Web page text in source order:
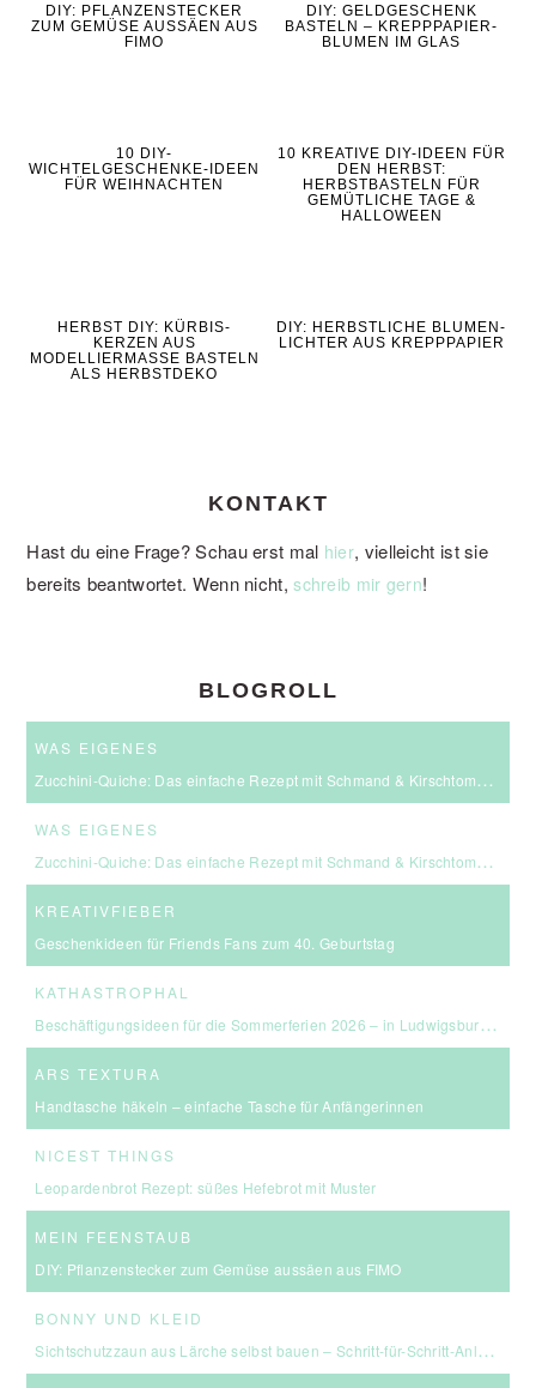
DIY: PFLANZENSTECKER
ZUM GEMÜSE AUSSÄEN AUS
FIMO
DIY: GELDGESCHENK
BASTELN – KREPPPAPIER-
BLUMEN IM GLAS
10 DIY-
WICHTELGESCHENKE-IDEEN
FÜR WEIHNACHTEN
10 KREATIVE DIY-IDEEN FÜR
DEN HERBST:
HERBSTBASTELN FÜR
GEMÜTLICHE TAGE &
HALLOWEEN
HERBST DIY: KÜRBIS-
KERZEN AUS
MODELLIERMASSE BASTELN
ALS HERBSTDEKO
DIY: HERBSTLICHE BLUMEN-
LICHTER AUS KREPPPAPIER
KONTAKT
Hast du eine Frage? Schau erst mal hier, vielleicht ist sie
bereits beantwortet. Wenn nicht,schreib mir gern!
BLOGROLL
WAS EIGENES
Zucchini-Quiche: Das einfache Rezept mit Schmand & Kirschtomaten
WAS EIGENES
Zucchini-Quiche: Das einfache Rezept mit Schmand & Kirschtomaten
KREATIVFIEBER
Geschenkideen für Friends Fans zum 40. Geburtstag
KATHASTROPHAL
Beschäftigungsideen für die Sommerferien 2026 – in Ludwigsburg, Stuttgart & Umgebung
ARS TEXTURA
Handtasche häkeln – einfache Tasche für Anfängerinnen
NICEST THINGS
Leopardenbrot Rezept: süßes Hefebrot mit Muster
MEIN FEENSTAUB
DIY: Pflanzenstecker zum Gemüse aussäen aus FIMO
BONNY UND KLEID
Sichtschutzzaun aus Lärche selbst bauen – Schritt-für-Schritt-Anleitung & Kosten